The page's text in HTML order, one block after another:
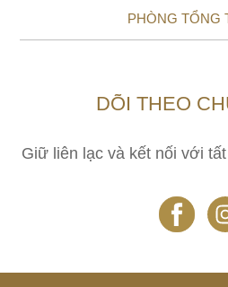
PHÒNG TỔNG
DÕI THEO
Giữ liên lạc và kết nối với